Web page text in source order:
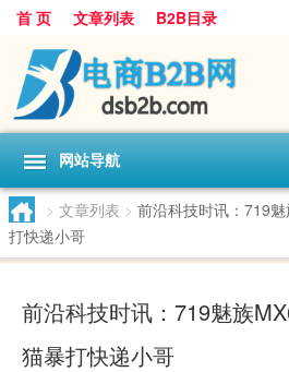
首 页 文章列表 B2B目录
网站导航
> 文章列表 > 前沿科技时讯：719
打快递小哥
前沿科技时讯：719魅族
猫暴打快递小哥